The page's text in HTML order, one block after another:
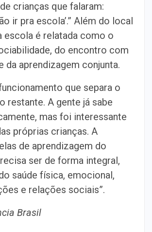
crianças que falaram:
ir pra escola’.” Além do local
escola é relatada como o
do encontro com
da aprendizagem conjunta.
que separa o
restante. A gente já sabe
mas foi interessante
próprias crianças. A
de aprendizagem do
ser de forma integral,
saúde física, emocional,
e relações sociais”.
Brasil